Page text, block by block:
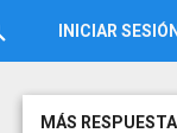
INICIAR SESIÓN
MÁS